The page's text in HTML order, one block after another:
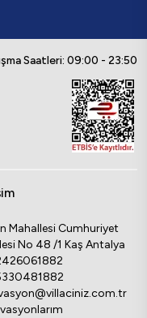
Saatleri: 09:00 - 23:50
Mahallesi Cumhuriyet
No 48 /1 Kaş Antalya